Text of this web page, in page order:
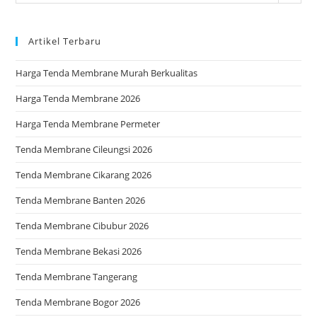
Artikel Terbaru
Harga Tenda Membrane Murah Berkualitas
Harga Tenda Membrane 2026
Harga Tenda Membrane Permeter
Tenda Membrane Cileungsi 2026
Tenda Membrane Cikarang 2026
Tenda Membrane Banten 2026
Tenda Membrane Cibubur 2026
Tenda Membrane Bekasi 2026
Tenda Membrane Tangerang
Tenda Membrane Bogor 2026